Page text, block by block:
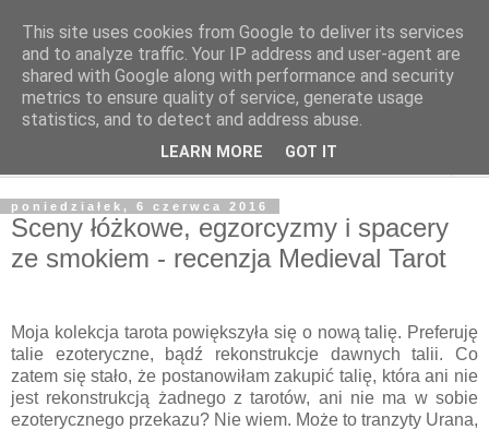
Odcienie Tarota
Tarot. Duchowość. Astrologia. Medytacja.
poniedziałek, 6 czerwca 2016
Sceny łóżkowe, egzorcyzmy i spacery
ze smokiem - recenzja Medieval Tarot
Moja kolekcja tarota powiększyła się o nową talię. Preferuję
talie ezoteryczne, bądź rekonstrukcje dawnych talii. Co
zatem się stało, że postanowiłam zakupić talię, która ani nie
jest rekonstrukcją żadnego z tarotów, ani nie ma w sobie
ezoterycznego przekazu? Nie wiem. Może to tranzyty Urana,
This site uses cookies from Google to deliver its services
and to analyze traffic. Your IP address and user-agent are
shared with Google along with performance and security
metrics to ensure quality of service, generate usage
statistics, and to detect and address abuse.
LEARN MORE GOT IT